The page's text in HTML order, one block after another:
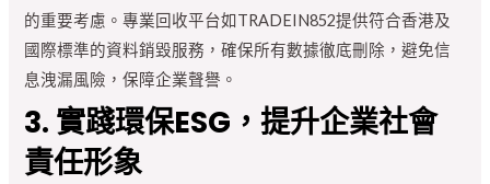
的重要考慮。專業回收平台如TRADEIN852提供符合香港及
國際標準的資料銷毀服務，確保所有數據徹底刪除，避免信
息洩漏風險，保障企業聲譽。
3. 實踐環保ESG，提升企業社會
責任形象